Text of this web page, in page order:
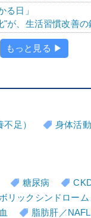
る日」
"が、生活習慣改善の
もっと見る ▶
足）
身体活
糖尿病
リックシンドローム
脂肪肝／